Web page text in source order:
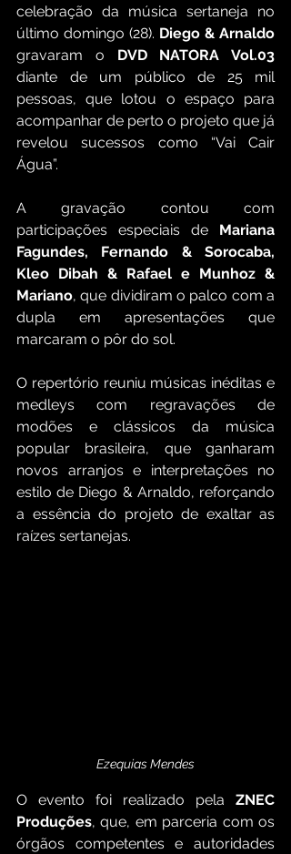
celebração da música sertaneja no
último domingo (28). Diego & Arnaldo
gravaram o DVD NATORA Vol.03
diante de um público de 25 mil
pessoas, que lotou o espaço para
acompanhar de perto o projeto que já
revelou sucessos como “Vai Cair
Água”.
A gravação contou com
participações especiais de Mariana
Fagundes, Fernando & Sorocaba,
Kleo Dibah & Rafael e Munhoz &
Mariano, que dividiram o palco com a
dupla em apresentações que
marcaram o pôr do sol.
O repertório reuniu músicas inéditas e
medleys com regravações de
modões e clássicos da música
popular brasileira, que ganharam
novos arranjos e interpretações no
estilo de Diego & Arnaldo, reforçando
a essência do projeto de exaltar as
raízes sertanejas.
Ezequias Mendes
O evento foi realizado pela ZNEC
Produções, que, em parceria com os
órgãos competentes e autoridades